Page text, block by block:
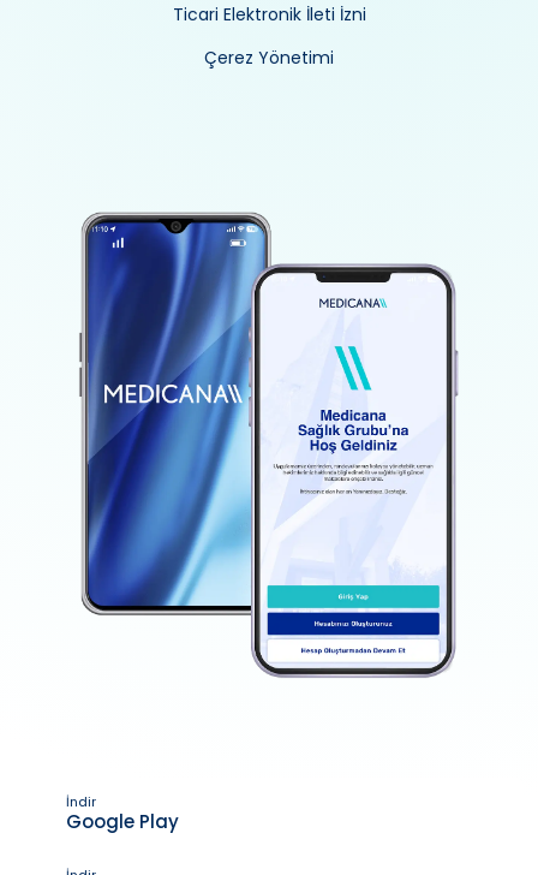
Ticari Elektronik İleti İzni
Çerez Yönetimi
İndir
Google Play